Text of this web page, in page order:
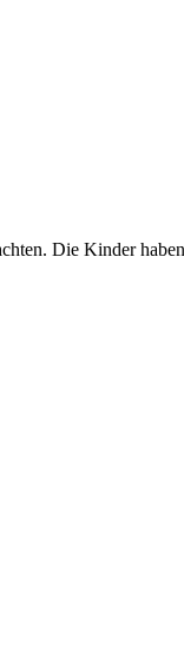
Die Kinder